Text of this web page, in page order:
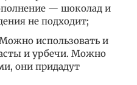
— шоколад и
не подходит;
использовать и
и урбечи. Можно
они придадут